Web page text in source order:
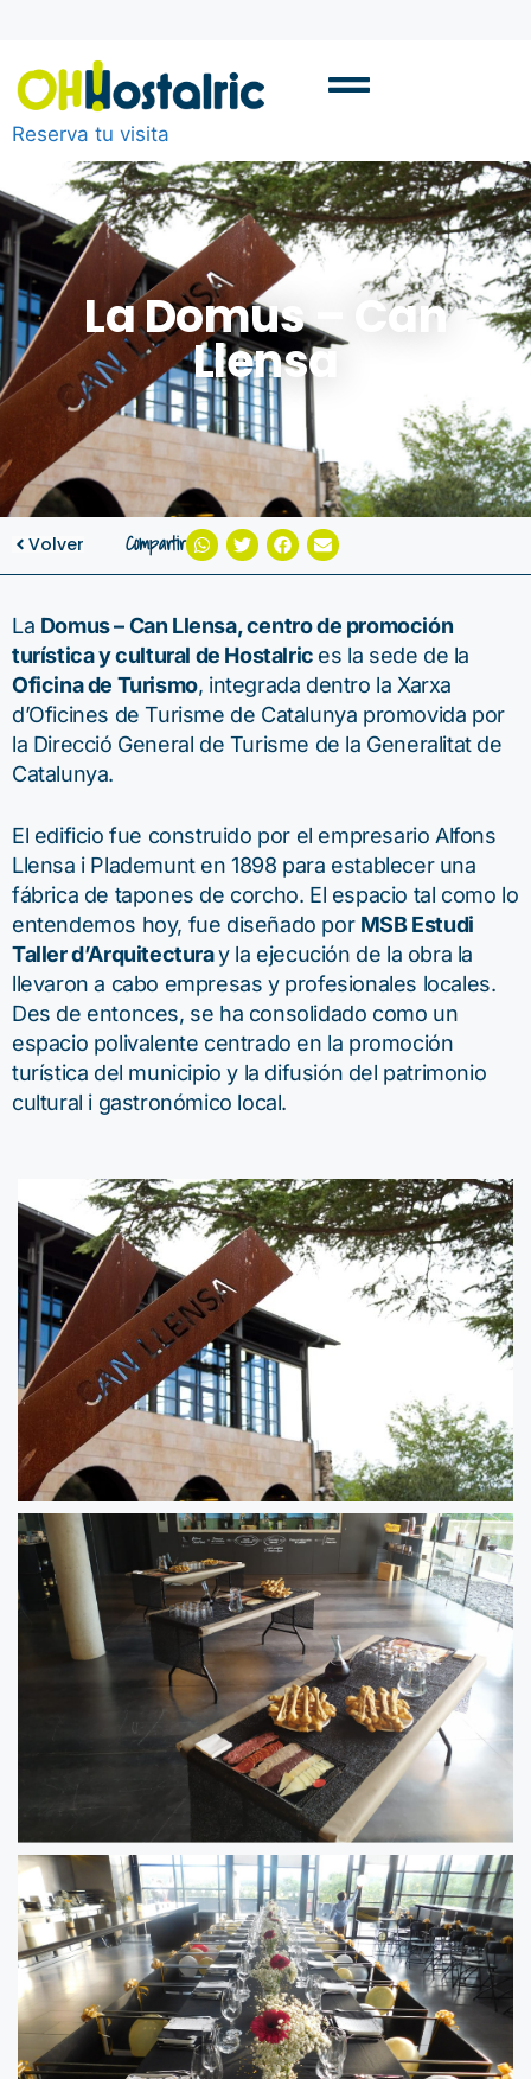
Reserva tu visita
La Domus – Can
Llensa
Volver Compartir
La Domus – Can Llensa, centro de promoción
turística y cultural de Hostalric es la sede de la
Oficina de Turismo, integrada dentro la Xarxa
d’Oficines de Turisme de Catalunya promovida por
la Direcció General de Turisme de la Generalitat de
Catalunya.
El edificio fue construido por el empresario Alfons
Llensa i Plademunt en 1898 para establecer una
fábrica de tapones de corcho. El espacio tal como lo
entendemos hoy, fue diseñado por MSB Estudi
Taller d’Arquitecturay la ejecución de la obra la
llevaron a cabo empresas y profesionales locales.
Des de entonces, se ha consolidado como un
espacio polivalente centrado en la promoción
turística del municipio y la difusión del patrimonio
cultural i gastronómico local.